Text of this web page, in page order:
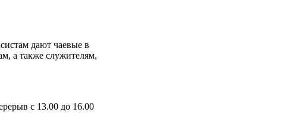
дают чаевые в
а также служителям,
с 13.00 до 16.00